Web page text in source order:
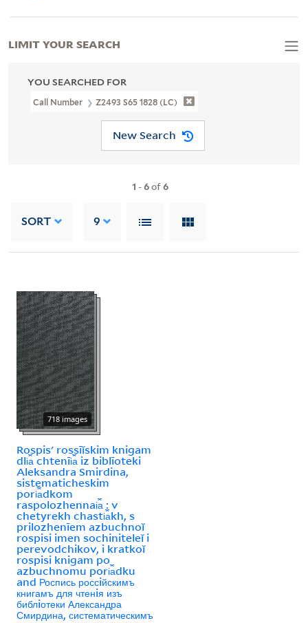
YOU SEARCHED FOR
Call Number Z2493 S65 1828 (LC)
New Search
1 -6of6
SORT 9
718 images
Rospisʹ rossīĭskim knigam
dli︠a︡ chtenīi︠a︡ iz biblīoteki
Aleksandra Smirdina,
sistematicheskim
pori︠a︡dkom
raspolozhennai︠a︡ : v
chetyrekh chasti︠a︡kh, s
prilozhenīem azbuchnoĭ
rospisi imen sochiniteleĭ i
perevodchikov, i kratkoĭ
rospisi knigam po
azbuchnomu pori︠a︡dku
and Роспись россiйскимъ
книгамъ для чтенiя изъ
библiотеки Александра
Смирдина, систематическимъ
LIMIT YOUR SEARCH